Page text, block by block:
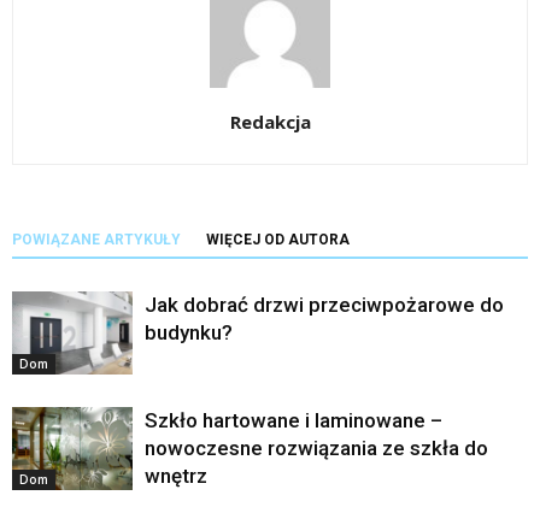
Redakcja
POWIĄZANE ARTYKUŁY WIĘCEJ OD AUTORA
Dom
Jak dobrać drzwi przeciwpożarowe do
budynku?
Dom
Szkło hartowane i laminowane –
nowoczesne rozwiązania ze szkła do
wnętrz